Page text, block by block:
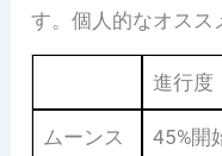
す。個人的なオスス
進行度
ムーンス
45%開